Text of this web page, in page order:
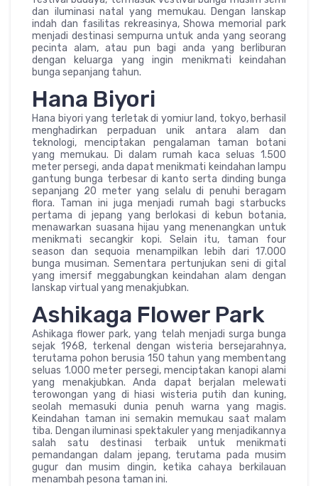
dan iluminasi natal yang memukau. Dengan lanskap
indah dan fasilitas rekreasinya, Showa memorial park
menjadi destinasi sempurna untuk anda yang seorang
pecinta alam, atau pun bagi anda yang berliburan
dengan keluarga yang ingin menikmati keindahan
bunga sepanjang tahun.
Hana Biyori
Hana biyori yang terletak di yomiur land, tokyo, berhasil
menghadirkan perpaduan unik antara alam dan
teknologi, menciptakan pengalaman taman botani
yang memukau. Di dalam rumah kaca seluas 1.500
meter persegi, anda dapat menikmati keindahan lampu
gantung bunga terbesar di kanto serta dinding bunga
sepanjang 20 meter yang selalu di penuhi beragam
flora. Taman ini juga menjadi rumah bagi starbucks
pertama di jepang yang berlokasi di kebun botania,
menawarkan suasana hijau yang menenangkan untuk
menikmati secangkir kopi. Selain itu, taman four
season dan sequoia menampilkan lebih dari 17.000
bunga musiman. Sementara pertunjukan seni di gital
yang imersif meggabungkan keindahan alam dengan
lanskap virtual yang menakjubkan.
Ashikaga Flower Park
Ashikaga flower park, yang telah menjadi surga bunga
sejak 1968, terkenal dengan wisteria bersejarahnya,
terutama pohon berusia 150 tahun yang membentang
seluas 1.000 meter persegi, menciptakan kanopi alami
yang menakjubkan. Anda dapat berjalan melewati
terowongan yang di hiasi wisteria putih dan kuning,
seolah memasuki dunia penuh warna yang magis.
Keindahan taman ini semakin memukau saat malam
tiba. Dengan iluminasi spektakuler yang menjadikannya
salah satu destinasi terbaik untuk menikmati
pemandangan dalam jepang, terutama pada musim
gugur dan musim dingin, ketika cahaya berkilauan
menambah pesona taman ini.